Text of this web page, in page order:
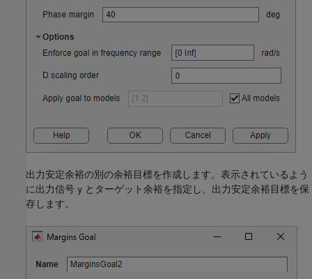
出力安定余裕の別の余裕目標を作成します。表示されているよう
に出力信号 y とターゲット余裕を指定し、出力安定余裕目標を保
存します。